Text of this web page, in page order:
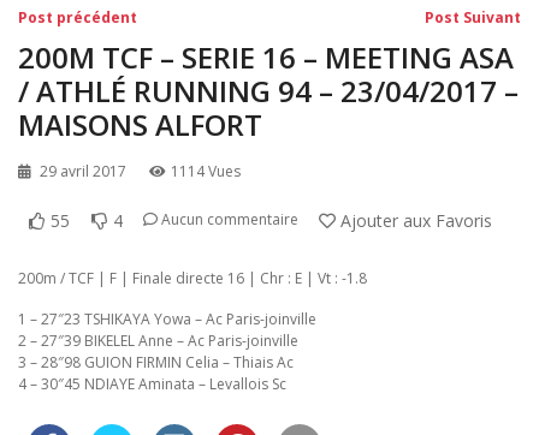
Navigation
de
l’article
Post précédent Post Suivant
200M TCF – SERIE 16 – MEETING ASA
/ ATHLÉ RUNNING 94 – 23/04/2017 –
MAISONS ALFORT
29 avril 2017 1114 Vues
55 4 Aucun commentaire Ajouter aux Favoris
200m / TCF | F | Finale directe 16 | Chr : E | Vt : -1.8
1 – 27″23 TSHIKAYA Yowa – Ac Paris-joinville
2 – 27″39 BIKELEL Anne – Ac Paris-joinville
3 – 28″98 GUION FIRMIN Celia – Thiais Ac
4 – 30″45 NDIAYE Aminata – Levallois Sc